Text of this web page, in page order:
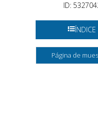
ID:
ÍNDICE
Página de